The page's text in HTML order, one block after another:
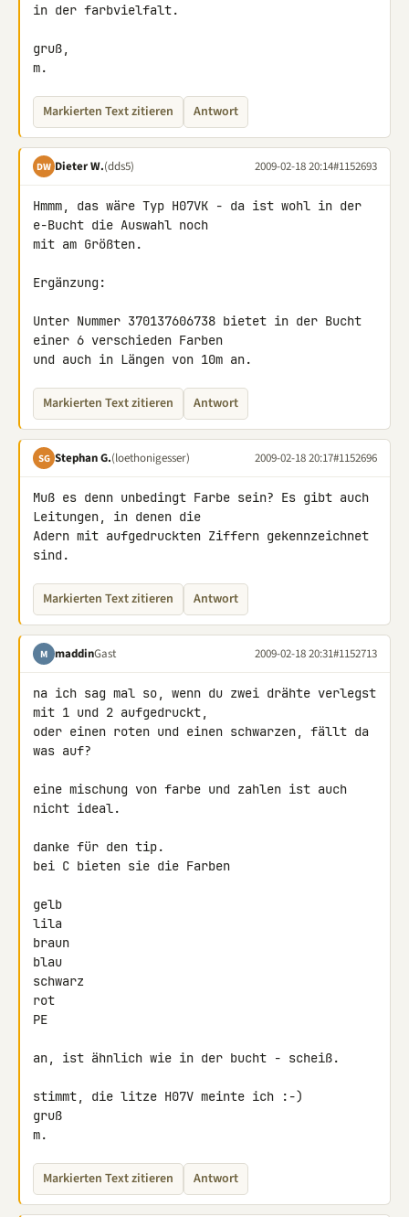
in der farbvielfalt.
gruß,
m.
Markierten Text zitieren Antwort
DW Dieter W.(dds5) 2009-02-18 20:14#1152693
Hmmm, das wäre Typ H07VK - da ist wohl in der
e-Bucht die Auswahl noch
mit am Größten.
Ergänzung:
Unter Nummer 370137606738 bietet in der Bucht
einer 6 verschieden Farben
und auch in Längen von 10m an.
Markierten Text zitieren Antwort
SG Stephan G.(loethonigesser) 2009-02-18 20:17#1152696
Muß es denn unbedingt Farbe sein? Es gibt auch
Leitungen, in denen die
Adern mit aufgedruckten Ziffern gekennzeichnet
sind.
Markierten Text zitieren Antwort
M maddinGast 2009-02-18 20:31#1152713
na ich sag mal so, wenn du zwei drähte verlegst
mit 1 und 2 aufgedruckt,
oder einen roten und einen schwarzen, fällt da
was auf?
eine mischung von farbe und zahlen ist auch
nicht ideal.
danke für den tip.
bei C bieten sie die Farben
gelb
lila
braun
blau
schwarz
rot
PE
an, ist ähnlich wie in der bucht - scheiß.
stimmt, die litze H07V meinte ich :-)
gruß
m.
Markierten Text zitieren Antwort